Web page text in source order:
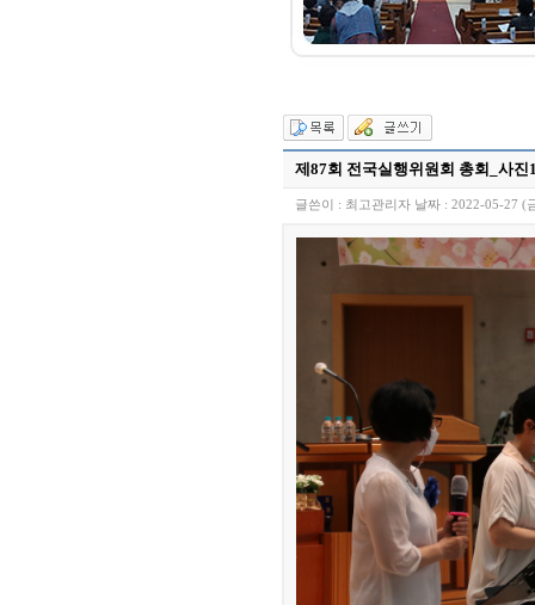
제87회 전국실행위원회 총회_사진
글쓴이 : 최고관리자 날짜 : 2022-05-27 (